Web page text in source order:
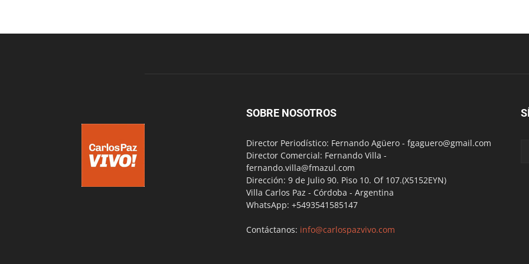
SOBRE NOSOTROS
Director Periodístico: Fernando Agüero - fgaguero@gmail.com
Director Comercial: Fernando Villa -
fernando.villa@fmazul.com
Dirección: 9 de Julio 90. Piso 10. Of 107.(X5152EYN)
Villa Carlos Paz - Córdoba - Argentina
WhatsApp: +5493541585147
Contáctanos: info@carlospazvivo.com